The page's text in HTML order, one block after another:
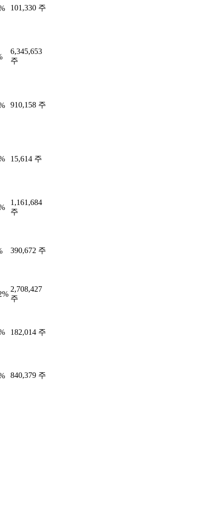
101,330 주
6,345,653
주
910,158 주
15,614 주
1,161,684
주
390,672 주
2,708,427
주
182,014 주
840,379 주